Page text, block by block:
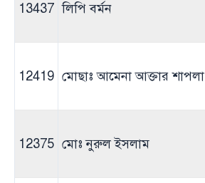
13437 লিপি বর্মন
12419 মোছাঃ আমেনা আক্তার শাপলা
12375 মোঃ নুরুল ইসলাম